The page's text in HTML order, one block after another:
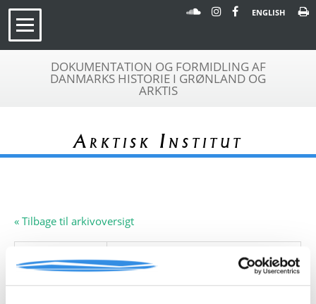
ENGLISH
DOKUMENTATION OG FORMIDLING AF
DANMARKS HISTORIE I GRØNLAND OG
ARKTIS
Arktisk Institut
« Tilbage til arkivoversigt
A 168
John Tuck
Beskrivelse:
Arkivfonden indeholder en rapport